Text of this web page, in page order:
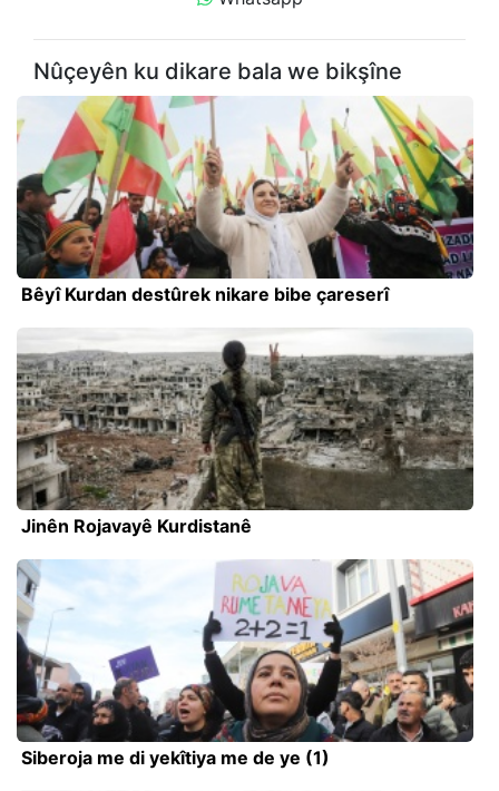
Nûçeyên ku dikare bala we bikşîne
Bêyî Kurdan destûrek nikare bibe çareserî
Jinên Rojavayê Kurdistanê
Siberoja me di yekîtiya me de ye (1)